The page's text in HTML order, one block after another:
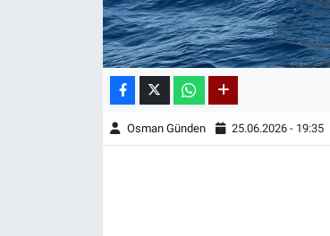
Osman Günden 25.06.2026 - 19:35